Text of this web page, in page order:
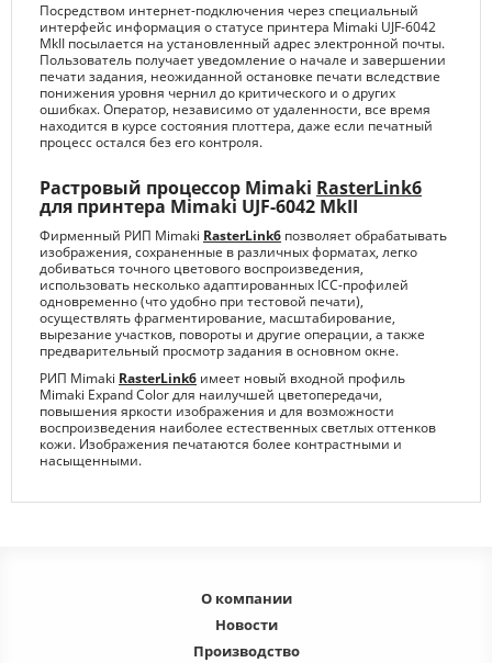
Посредством интернет-подключения через специальный
интерфейс информация о статусе принтера Mimaki UJF-6042
MkII посылается на установленный адрес электронной почты.
Пользователь получает уведомление о начале и завершении
печати задания, неожиданной остановке печати вследствие
понижения уровня чернил до критического и о других
ошибках. Оператор, независимо от удаленности, все время
находится в курсе состояния плоттера, даже если печатный
процесс остался без его контроля.
Растровый процессор Mimaki RasterLink6
для принтера Mimaki UJF-6042 MkII
Фирменный РИП Mimaki RasterLink6 позволяет обрабатывать
изображения, сохраненные в различных форматах, легко
добиваться точного цветового воспроизведения,
использовать несколько адаптированных ICC-профилей
одновременно (что удобно при тестовой печати),
осуществлять фрагментирование, масштабирование,
вырезание участков, повороты и другие операции, а также
предварительный просмотр задания в основном окне.
РИП Mimaki RasterLink6 имеет новый входной профиль
Mimaki Expand Color для наилучшей цветопередачи,
повышения яркости изображения и для возможности
воспроизведения наиболее естественных светлых оттенков
кожи. Изображения печатаются более контрастными и
насыщенными.
О компании
Новости
Производство